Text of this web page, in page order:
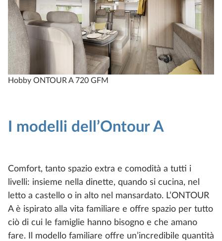
Hobby ONTOUR A 720 GFM
I modelli dell’Ontour A
Comfort, tanto spazio extra e comodità a tutti i
livelli: insieme nella dinette, quando si cucina, nel
letto a castello o in alto nel mansardato. L’ONTOUR
A è ispirato alla vita familiare e offre spazio per tutto
ciò di cui le famiglie hanno bisogno e che amano
fare. Il modello familiare offre un’incredibile quantità